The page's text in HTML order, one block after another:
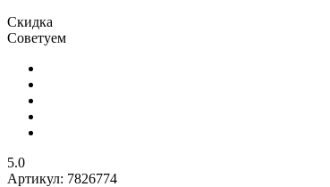
Скидка
Советуем
5.0
Артикул: 7826774